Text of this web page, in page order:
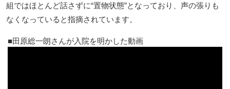
組ではほとんど話さずに“置物状態”となっており、声の張りも
なくなっていると指摘されています。
田原総一朗さんが入院を明かした動画